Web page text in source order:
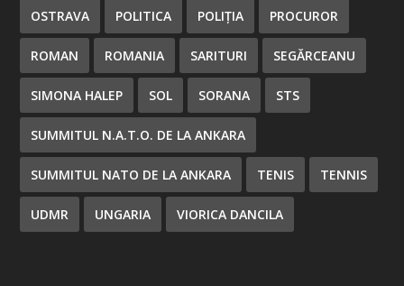
OSTRAVA POLITICA POLIȚIA PROCUROR
ROMAN ROMANIA SARITURI SEGĂRCEANU
SIMONA HALEP SOL SORANA STS
SUMMITUL N.A.T.O. DE LA ANKARA
SUMMITUL NATO DE LA ANKARA TENIS TENNIS
UDMR UNGARIA VIORICA DANCILA